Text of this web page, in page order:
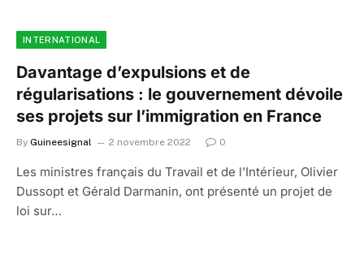
INTERNATIONAL
Davantage d’expulsions et de
régularisations : le gouvernement dévoile
ses projets sur l’immigration en France
By Guineesignal 2 novembre 2022 0
Les ministres français du Travail et de l’Intérieur, Olivier
Dussopt et Gérald Darmanin, ont présenté un projet de
loi sur…